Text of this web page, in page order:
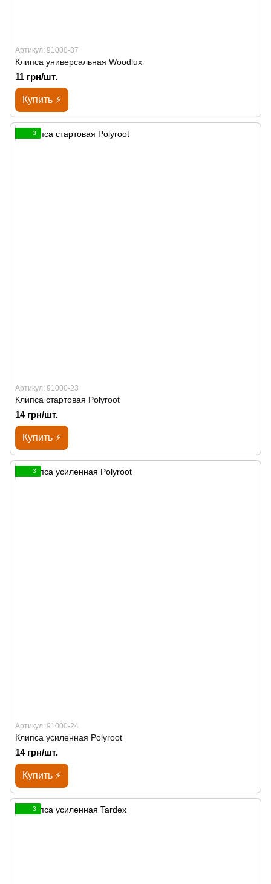
Артикул: 91000-37
Клипса универсальная Woodlux
11 грн/шт.
Купить ⚡
3
Артикул: 91000-23
Клипса стартовая Polyroot
14 грн/шт.
Купить ⚡
3
Артикул: 91000-24
Клипса усиленная Polyroot
14 грн/шт.
Купить ⚡
3